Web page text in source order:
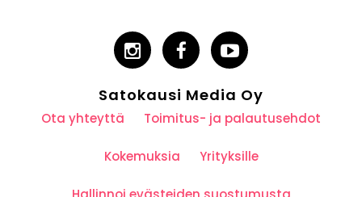
Satokausi Media Oy
Ota yhteyttä Toimitus- ja palautusehdot
Kokemuksia Yrityksille